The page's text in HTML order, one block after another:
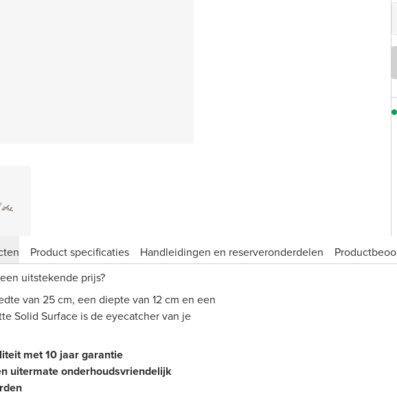
Product specificaties Handleidingen en reserveronderdelen
uitstekende prijs?
van 25 cm, een diepte van 12 cm en een
Solid Surface is de eyecatcher van je
met 10 jaar garantie
uitermate onderhoudsvriendelijk